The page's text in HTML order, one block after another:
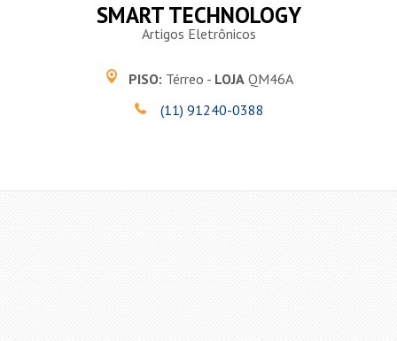
SMART TECHNOLOGY
Artigos Eletrônicos
PISO: Térreo - LOJAQM46A
(11) 91240-0388